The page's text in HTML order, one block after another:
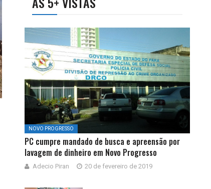
NOVO PROGRESSO
PC cumpre mandado de busca e apreensão por
lavagem de dinheiro em Novo Progresso
Adecio Piran 20 de fevereiro de 2019